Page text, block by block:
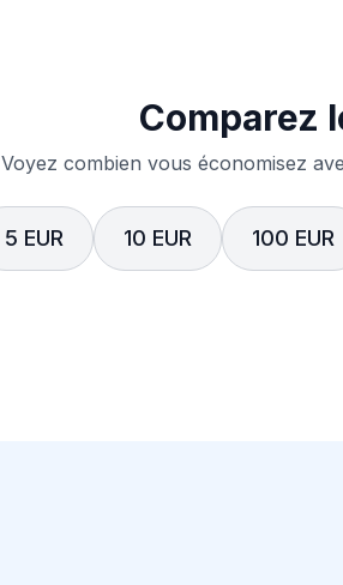
Comparez
Voyez combien vous économisez
5 EUR 10 EUR 100 EUR